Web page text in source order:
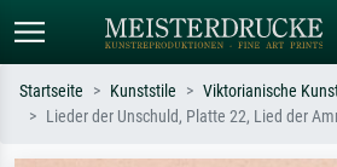
Startseite Kunststile Viktorianische
Lieder der Unschuld, Platte 22, Lied der